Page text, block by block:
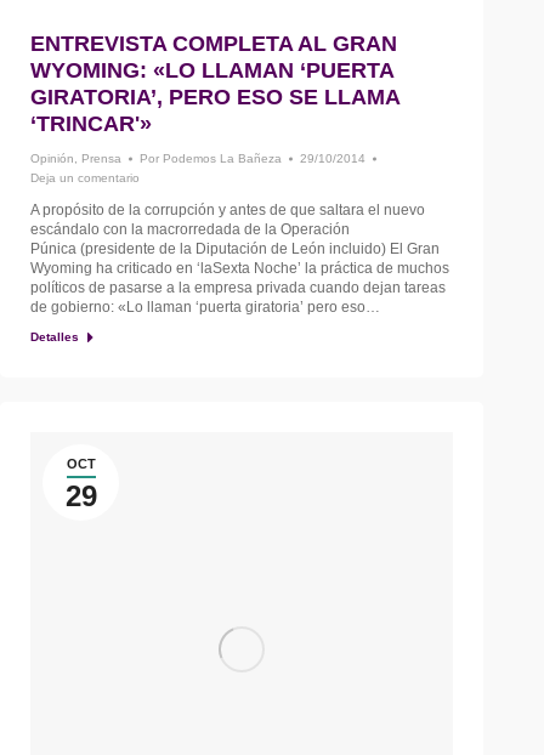
ENTREVISTA COMPLETA AL GRAN
WYOMING: «LO LLAMAN ‘PUERTA
GIRATORIA’, PERO ESO SE LLAMA
‘TRINCAR'»
Opinión Prensa Por Podemos La Bañeza
29/10/2014
Deja un comentario
A propósito de la corrupción y antes de que saltara el nuevo
escándalo con la macrorredada de la Operación
Púnica (presidente de la Diputación de León incluido) El Gran
Wyoming ha criticado en ‘laSexta Noche’ la práctica de muchos
políticos de pasarse a la empresa privada cuando dejan tareas
de gobierno: «Lo llaman ‘puerta giratoria’ pero eso…
Detalles
OCT
29